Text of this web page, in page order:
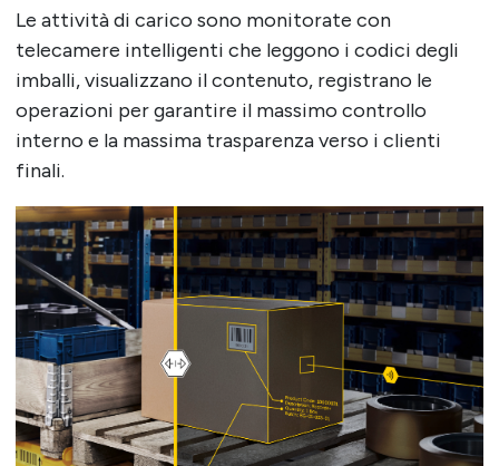
Le attività di carico sono monitorate con
telecamere intelligenti che leggono i codici degli
imballi, visualizzano il contenuto, registrano le
operazioni per garantire il massimo controllo
interno e la massima trasparenza verso i clienti
finali.